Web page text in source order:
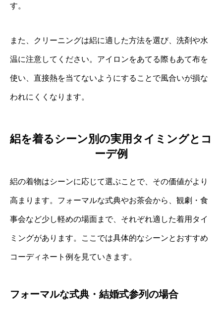
す。
また、クリーニングは絽に適した方法を選び、洗剤や水
温に注意してください。アイロンをあてる際もあて布を
使い、直接熱を当てないようにすることで風合いが損な
われにくくなります。
絽を着るシーン別の実用タイミングとコ
ーデ例
絽の着物はシーンに応じて選ぶことで、その価値がより
高まります。フォーマルな式典やお茶会から、観劇・食
事会など少し軽めの場面まで、それぞれ適した着用タイ
ミングがあります。ここでは具体的なシーンとおすすめ
コーディネート例を見ていきます。
フォーマルな式典・結婚式参列の場合